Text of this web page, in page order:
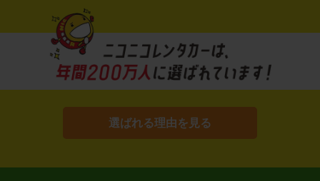
選ばれる理由を見る